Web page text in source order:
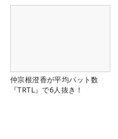
仲宗根澄香が平均パット数
『TRTL』で6人抜き！